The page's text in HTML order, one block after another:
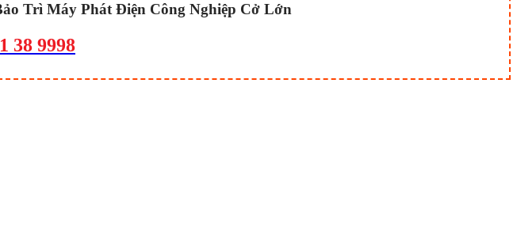
Trì Máy Phát Điện Công Nghiệp Cở Lớn
38 9998